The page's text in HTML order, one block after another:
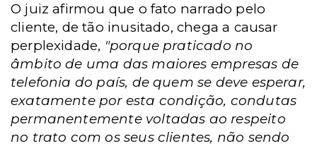
O juiz afirmou que o fato narrado pelo
cliente, de tão inusitado, chega a causar
perplexidade, "porque praticado no
âmbito de uma das maiores empresas de
telefonia do país, de quem se deve esperar,
exatamente por esta condição, condutas
permanentemente voltadas ao respeito
no trato com os seus clientes, não sendo